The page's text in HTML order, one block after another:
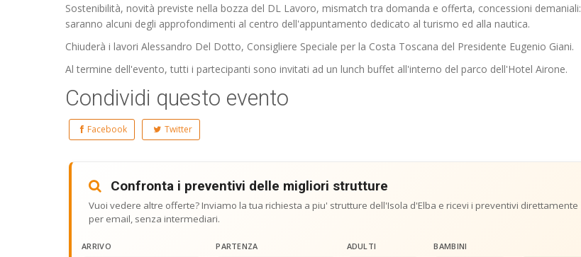
Sostenibilità, novità previste nella bozza del DL Lavoro, mismatch tra domanda e offerta, concessioni demaniali:
saranno alcuni degli approfondimenti al centro dell'appuntamento dedicato al turismo ed alla nautica.
Chiuderà i lavori Alessandro Del Dotto, Consigliere Speciale per la Costa Toscana del Presidente Eugenio Giani.
Al termine dell'evento, tutti i partecipanti sono invitati ad un lunch buffet all'interno del parco dell'Hotel Airone.
Condividi questo evento
Facebook Twitter
Confronta i preventivi delle migliori strutture
Vuoi vedere altre offerte? Inviamo la tua richiesta a piu' strutture dell'Isola d'Elba e ricevi i preventivi direttamente
per email, senza intermediari.
ARRIVO PARTENZA ADULTI BAMBINI